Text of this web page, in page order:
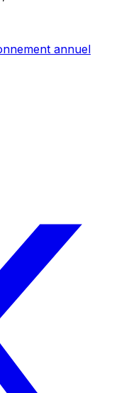
annuel